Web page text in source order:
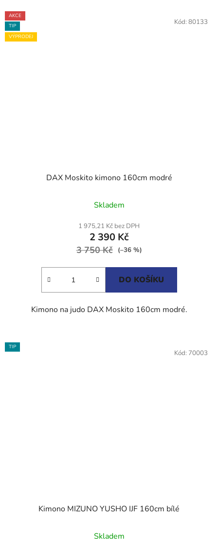
AKCE
TIP
VÝPRODEJ
DAX Moskito kimono 160cm modré
hodnocení
produktu
je
4,0
Skladem
1 975,21 Kč bez DPH
2 390 Kč
3 750 Kč (–36 %)
DO KOŠÍKU
Kimono na judo DAX Moskito 160cm modré.
Kód: 80133
TIP
Kimono MIZUNO YUSHO IJF 160cm bílé
hodnocení
Skladem
Kód: 70003